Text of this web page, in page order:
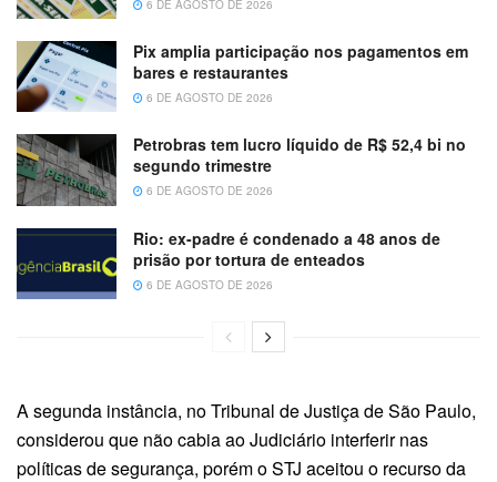
6 DE AGOSTO DE 2026
Pix amplia participação nos pagamentos em
bares e restaurantes
6 DE AGOSTO DE 2026
Petrobras tem lucro líquido de R$ 52,4 bi no
segundo trimestre
6 DE AGOSTO DE 2026
Rio: ex-padre é condenado a 48 anos de
prisão por tortura de enteados
6 DE AGOSTO DE 2026
A segunda instância, no Tribunal de Justiça de São Paulo,
considerou que não cabia ao Judiciário interferir nas
políticas de segurança, porém o STJ aceitou o recurso da